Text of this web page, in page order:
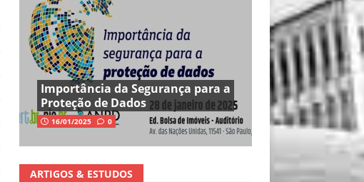
Importância da Segurança para a
Proteção de Dados
16/01/2025 0
ARTIGOS & ESTUDOS